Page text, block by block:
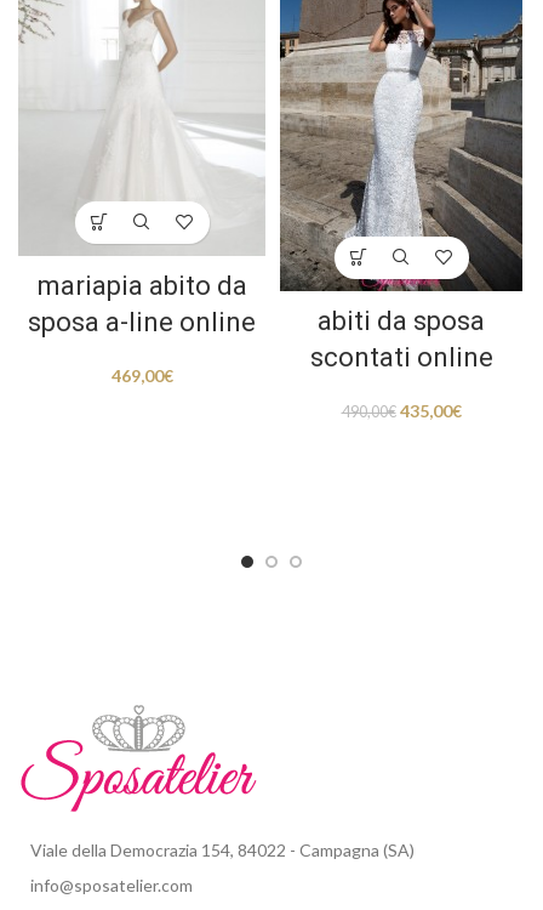
mariapia abito da
sposa a-line online
469,00€
abiti da sposa
scontati online
490,00€ 435,00€
Viale della Democrazia 154, 84022 - Campagna (SA)
info@sposatelier.com